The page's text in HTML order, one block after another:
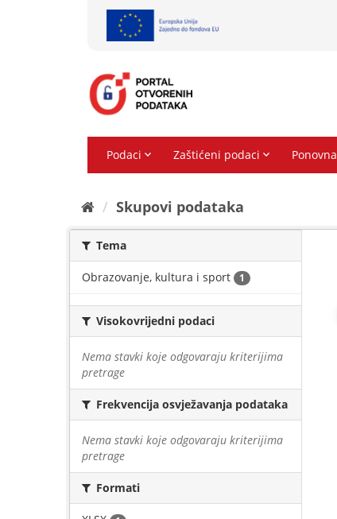
Skupovi podаtаkа
Tema
Obrazovanje, kultura i sport 1
Visokovrijedni podaci
Nema stavki koje odgovaraju kriterijima
pretrage
Frekvencija osvježavanja podataka
Nema stavki koje odgovaraju kriterijima
pretrage
Formati